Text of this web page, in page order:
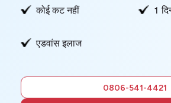
फ्री में सलाह
लें
कोई कट नहीं 1
एडवांस इलाज
0806-541-4421